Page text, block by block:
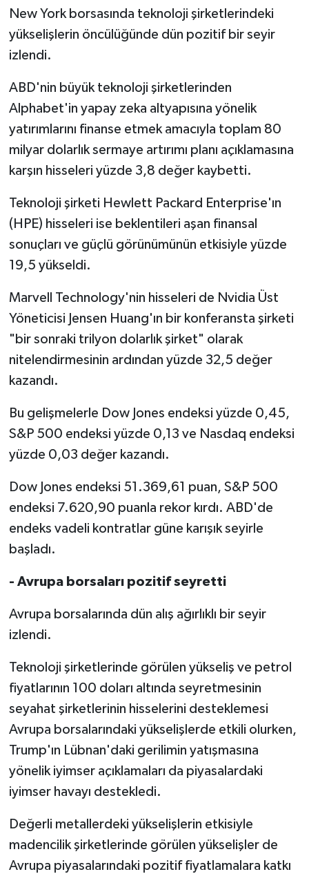
New York borsasında teknoloji şirketlerindeki
yükselişlerin öncülüğünde dün pozitif bir seyir
izlendi.
ABD'nin büyük teknoloji şirketlerinden
Alphabet'in yapay zeka altyapısına yönelik
yatırımlarını finanse etmek amacıyla toplam 80
milyar dolarlık sermaye artırımı planı açıklamasına
karşın hisseleri yüzde 3,8 değer kaybetti.
Teknoloji şirketi Hewlett Packard Enterprise'ın
(HPE) hisseleri ise beklentileri aşan finansal
sonuçları ve güçlü görünümünün etkisiyle yüzde
19,5 yükseldi.
Marvell Technology'nin hisseleri de Nvidia Üst
Yöneticisi Jensen Huang'ın bir konferansta şirketi
"bir sonraki trilyon dolarlık şirket" olarak
nitelendirmesinin ardından yüzde 32,5 değer
kazandı.
Bu gelişmelerle Dow Jones endeksi yüzde 0,45,
S&P 500 endeksi yüzde 0,13 ve Nasdaq endeksi
yüzde 0,03 değer kazandı.
Dow Jones endeksi 51.369,61 puan, S&P 500
endeksi 7.620,90 puanla rekor kırdı. ABD'de
endeks vadeli kontratlar güne karışık seyirle
başladı.
- Avrupa borsaları pozitif seyretti
Avrupa borsalarında dün alış ağırlıklı bir seyir
izlendi.
Teknoloji şirketlerinde görülen yükseliş ve petrol
fiyatlarının 100 doları altında seyretmesinin
seyahat şirketlerinin hisselerini desteklemesi
Avrupa borsalarındaki yükselişlerde etkili olurken,
Trump'ın Lübnan'daki gerilimin yatışmasına
yönelik iyimser açıklamaları da piyasalardaki
iyimser havayı destekledi.
Değerli metallerdeki yükselişlerin etkisiyle
madencilik şirketlerinde görülen yükselişler de
Avrupa piyasalarındaki pozitif fiyatlamalara katkı